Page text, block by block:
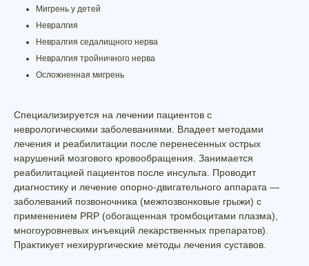
Мигрень у детей
Невралгия
Невралгия седалищного нерва
Невралгия тройничного нерва
Осложненная мигрень
Специализируется на лечении пациентов с
неврологическими заболеваниями. Владеет методами
лечения и реабилитации после перенесенных острых
нарушений мозгового кровообращения. Занимается
реабилитацией пациентов после инсульта. Проводит
диагностику и лечение опорно-двигательного аппарата —
заболеваний позвоночника (межпозвонковые грыжи) с
применением PRP (обогащенная тромбоцитами плазма),
многоуровневых инъекций лекарственных препаратов).
Практикует нехирургические методы лечения суставов.